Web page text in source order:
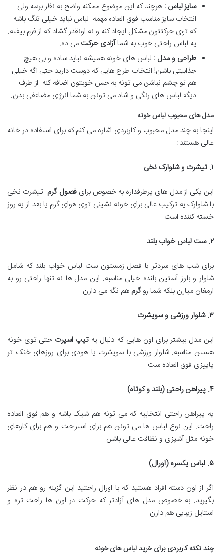
سایز لباس : هرچند که این موضوع ممکنه واضح به نظر برسه ولی
انتخاب سایز مناسب فوق العاده مهمه. لباس نباید خیلی تنگ باشه
که توی حرکتتون مشکل ایجاد کنه و نه اونقدر گشاد که از فرم بیفته.
یه لباس راحتی خوب به شماآزادی حرکت می ده.
طراحی و مدل : لباس های خونه همیشه نباید ساده و بی هیچ
جذابیتی باشن! انتخاب طرح هایی که دوست دارید حتی اگه خیلی
هم تو چشم نباشن می تونه به حس خوبتون اضافه کنه. از طرف
دیگه لباس های رنگی و شاد می تونن به شما انرژی مضاعفی بدن.
مدل های محبوب لباس خونه
اینجا به چند مدل محبوب و کاربردی اشاره می کنم که برای استفاده در خانه
عالی هستند :
۱. تیشرت و شلوارک نخی
این یکی از مدل های پرطرفداره به خصوص برایفصول گرم. تیشرت نخی
با شلوارک یه ترکیب عالی برای خونه نشینی توی هوای گرم یا بعد از یه روز
خسته کننده است.
۲.ست لباس خواب بلند
برای شب های سردتر یا فصل زمستون ست لباس خواب بلند که شامل
شلوار و بلوز آستین بلنده خیلی مناسبه. این مدل ها نه تنها راحتی رو به
ارمغان میارن بلکه شما روگرم هم نگه می دارن.
۳.شلوار ورزشی و سویشرت
این مدل بیشتر برای اون هایی که دنبال یه تیپ اسپرت حتی توی خونه
هستن مناسبه. شلوار ورزشی با سویشرت یا هودی برای روزهای خنک تر
پاییزی فوق العاده ست.
۴. پیراهن راحتی (بلند و کوتاه)
یه پیراهن راحتی انتخابیه که می تونه هم شیک باشه و هم فوق العاده
راحت. این نوع لباس ها می تونن هم برای استراحت و هم برای کارهای
خونه مثل آشپزی و نظافت عالی باشن.
۵. لباس یکسره (اورال)
اگر از اون دسته افراد هستید که با اورال راحتید این گزینه رو هم در نظر
بگیرید. به خصوص مدل های آزادتر که حرکت در اون ها راحت تره و
استایل زیبایی هم دارن.
چند نکته کاربردی برای خرید لباس های خونه